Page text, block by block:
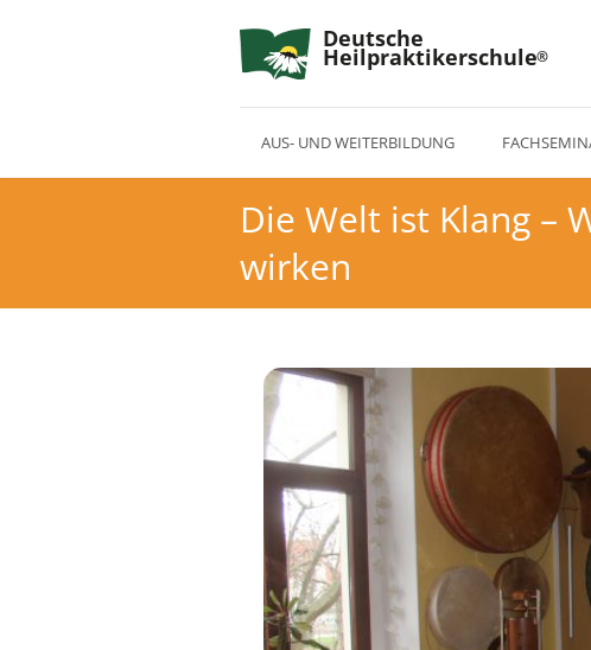
Deutsche
Heilpraktikerschule
AUS- UND WEITERBILDUNG
Die Welt ist Klang –
wirken